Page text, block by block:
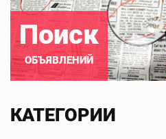
Поиск
ОБЪЯВЛЕНИЙ
КАТЕГОРИИ